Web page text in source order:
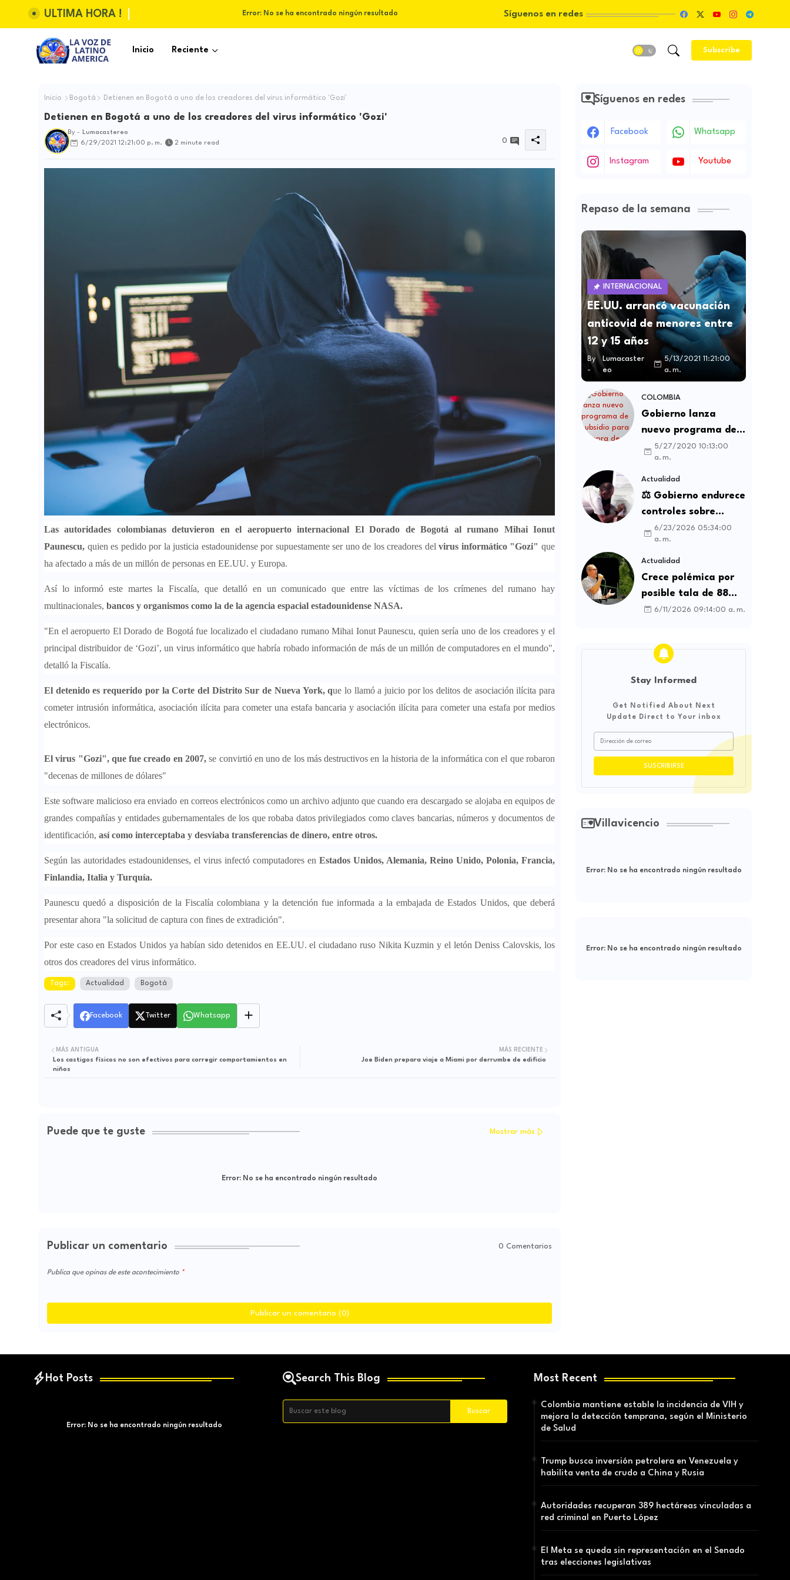
ULTIMA HORA ! Error: No se ha encontrado ningún resultado Síguenos en redes
Inicio Reciente Subscribe
Inicio Bogotá Detienen en Bogotá a uno de los creadores del virus informático 'Gozi'
Detienen en Bogotá a uno de los creadores del virus informático 'Gozi'
By -
Lumacastereo
6/29/2021 12:21:00 p. m.
2 minute read 0
Las autoridades colombianas detuvieron en el aeropuerto internacional El Dorado de Bogotá al rumano Mihai Ionut
Paunescu, quien es pedido por la justicia estadounidense por supuestamente ser uno de los creadores delvirus informático "Gozi" que
ha afectado a más de un millón de personas en EE.UU. y Europa.
Así lo informó este martes la Fiscalía, que detalló en un comunicado que entre las víctimas de los crímenes del rumano hay
multinacionales, bancos y organismos como la de la agencia espacial estadounidense NASA.
"En el aeropuerto El Dorado de Bogotá fue localizado el ciudadano rumano Mihai Ionut Paunescu, quien sería uno de los creadores y el
principal distribuidor de ‘Gozi’, un virus informático que habría robado información de más de un millón de computadores en el mundo",
detalló la Fiscalía.
El detenido es requerido por la Corte del Distrito Sur de Nueva York, que lo llamó a juicio por los delitos de asociación ilícita para
cometer intrusión informática, asociación ilícita para cometer una estafa bancaria y asociación ilícita para cometer una estafa por medios
electrónicos.
El virus "Gozi", que fue creado en 2007,se convirtió en uno de los más destructivos en la historia de la informática con el que robaron
"decenas de millones de dólares"
Este software malicioso era enviado en correos electrónicos como un archivo adjunto que cuando era descargado se alojaba en equipos de
grandes compañías y entidades gubernamentales de los que robaba datos privilegiados como claves bancarias, números y documentos de
identificación, así como interceptaba y desviaba transferencias de dinero, entre otros.
Según las autoridades estadounidenses, el virus infectó computadores en Estados Unidos, Alemania, Reino Unido, Polonia, Francia,
Finlandia, Italia y Turquía.
Paunescu quedó a disposición de la Fiscalía colombiana y la detención fue informada a la embajada de Estados Unidos, que deberá
presentar ahora "la solicitud de captura con fines de extradición".
Por este caso en Estados Unidos ya habían sido detenidos en EE.UU. el ciudadano ruso Nikita Kuzmin y el letón Deniss Calovskis, los
otros dos creadores del virus informático.
Tags: Actualidad Bogotá
Facebook Twitter Whatsapp
MÁS RECIENTE
Joe Biden prepara viaje a Miami por derrumbe de edificio
MÁS ANTIGUA
Los castigos físicos no son efectivos para corregir comportamientos en
niños
Puede que te guste Mostrar más
Error: No se ha encontrado ningún resultado
Publicar un comentario 0 Comentarios
Publica que opinas de este acontecimiento
Publicar un comentario (0)
Síguenos en redes
Facebook Whatsapp
Instagram Youtube
Repaso de la semana
INTERNACIONAL
EE.UU. arrancó vacunación
anticovid de menores entre
12 y 15 años
By
-
Lumacaster
eo
5/13/2021 11:21:00
a. m.
COLOMBIA
Gobierno lanza
nuevo programa de
subsidio para compra
de vivienda VIS y no
VIS
5/27/2020 10:13:00
a. m.
Actualidad
⚖️ Gobierno endurece
controles sobre
contratos sindicales
y busca frenar la
intermediación
laboral ilegal
6/23/2026 05:34:00
a. m.
Actualidad
Crece polémica por
posible tala de 88
árboles en la
6/11/2026 09:14:00 a. m.
Stay Informed
Get Notified About Next
Update Direct to Your inbox
Villavicencio
Error:No se ha encontrado ningún resultado
Error:No se ha encontrado ningún resultado
Hot Posts
Error: No se ha encontrado ningún resultado
Search This Blog Most Recent
Colombia mantiene estable la incidencia de VIH y
mejora la detección temprana, según el Ministerio
de Salud
Trump busca inversión petrolera en Venezuela y
habilita venta de crudo a China y Rusia
Autoridades recuperan 389 hectáreas vinculadas a
red criminal en Puerto López
El Meta se queda sin representación en el Senado
tras elecciones legislativas